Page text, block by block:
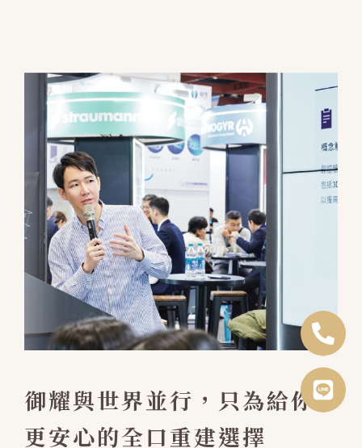
御耀與世界並行，只為給你
更安心的全口重建選擇